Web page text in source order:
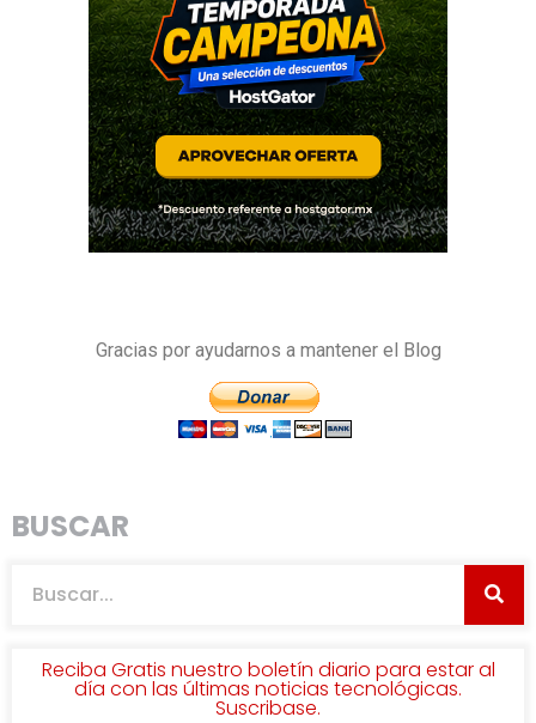
Gracias por ayudarnos a mantener el Blog
BUSCAR
Reciba Gratis nuestro boletín diario para estar al
día con las últimas noticias tecnológicas.
Suscribase.